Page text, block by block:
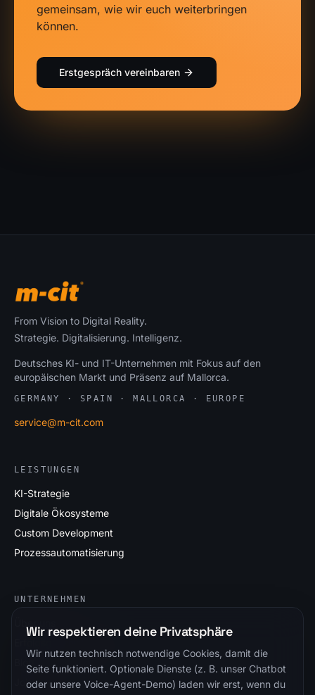
gemeinsam, wie wir euch weiterbringen
können.
Erstgespräch vereinbaren
From Vision to Digital Reality.
Strategie. Digitalisierung. Intelligenz.
Deutsches KI- und IT-Unternehmen mit Fokus auf den
europäischen Markt und Präsenz auf Mallorca.
GERMANY · SPAIN · MALLORCA · EUROPE
service@m-cit.com
LEISTUNGEN
KI-Strategie
Digitale Ökosysteme
Custom Development
Prozessautomatisierung
UNTERNEHMEN
Erfolgsgeschichten
Blog
Jobs
Wir respektieren deine Privatsphäre
Wir nutzen technisch notwendige Cookies, damit die
Seite funktioniert. Optionale Dienste (z. B. unser Chatbot
oder unsere Voice-Agent-Demo) laden wir erst, wenn du